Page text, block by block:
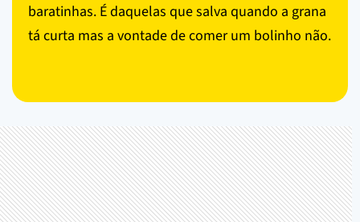
baratinhas. É daquelas que salva quando a grana
tá curta mas a vontade de comer um bolinho não.